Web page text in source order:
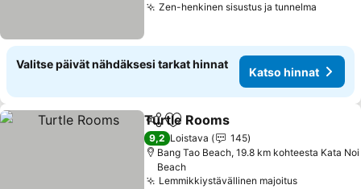
Zen-henkinen sisustus ja tunnelma
Valitse päivät nähdäksesi tarkat hinnat
Katso hinnat
Jaa Lisää suosikkeihin
Turtle Rooms
9,2 Loistava
145
Bang Tao Beach, 19.8 km kohteesta Kata Noi
Beach
Lemmikkiystävällinen majoitus